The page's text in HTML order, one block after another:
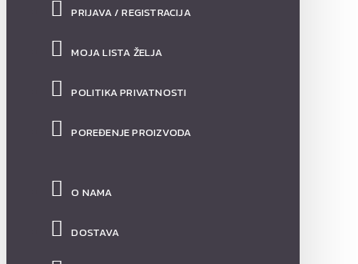
PRIJAVA / REGISTRACIJA
MOJA LISTA ŽELJA
POLITIKA PRIVATNOSTI
POREĐENJE PROIZVODA
O NAMA
DOSTAVA